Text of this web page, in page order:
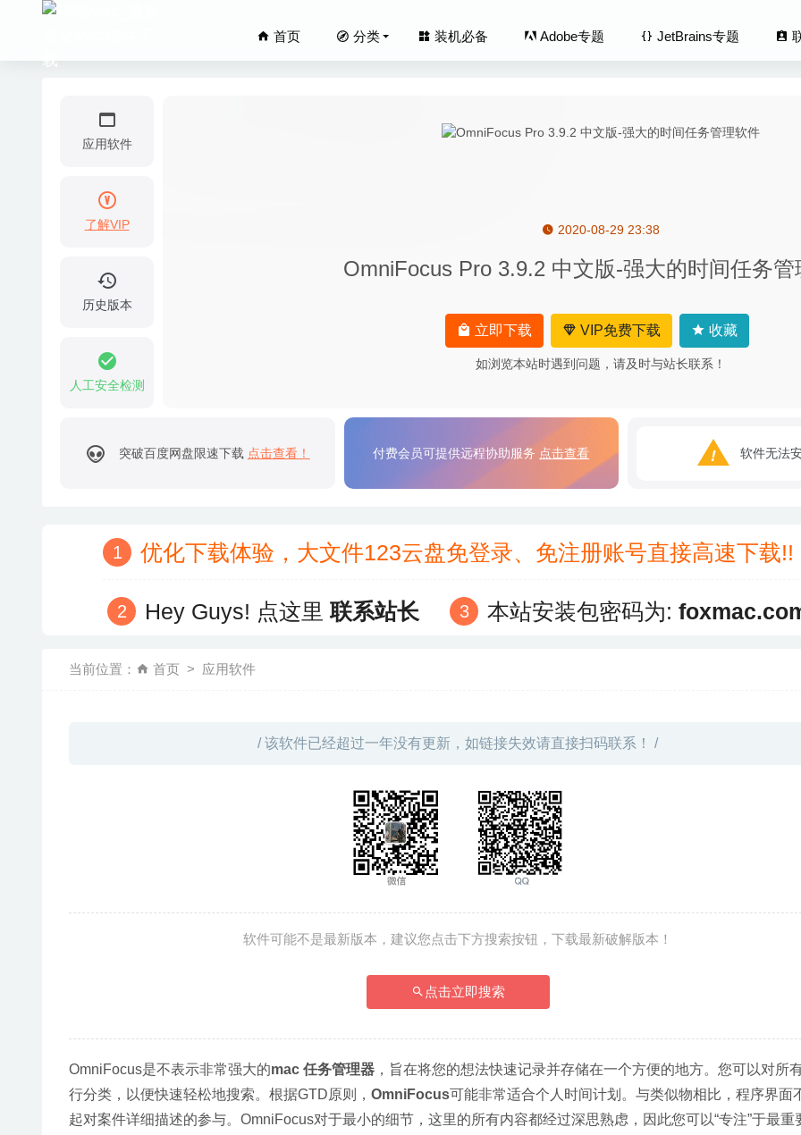
首页 分类 装机必备 Adobe专题 JetBrains专题
应用软件
了解VIP
历史版本
人工安全检测
2020-08-29 23:38
OmniFocus Pro 3.9.2 中文版-强大的时间任务管
立即下载 VIP免费下载 收藏
如浏览本站时遇到问题，请及时与站长联系！
突破百度网盘限速下载 点击查看！ 付费会员可提供远程协助服务 点击查看 软件无法
优化下载体验，大文件123云盘免登录、免注册账号直接高速下
Hey Guys! 点这里联系站长 本站安装包密码为:
当前位置： 首页 应用软件
/ 该软件已经超过一年没有更新，如链接失效请直接扫码联系！ /
软件可能不是最新版本，建议您点击下方搜索按钮，下载最新破解版本！
点击立即搜索
OmniFocus是不表示非常强大的mac 任务管理器 ，旨在将您的想法快速记录并存储在一个方便的地方。您可以对所
行分类，以便快速轻松地搜索。根据GTD原则， OmniFocus可能非常适合个人时间计划。与类似物相比，程序界面
起对案件详细描述的参与。OmniFocus对于最小的细节，这里的所有内容都经过深思熟虑，因此您可以“专注”于最重
Apeaksoft Screen Recorder 2.2.16 中文版 – 专业的屏幕录像工具 2024-08-
SiteSucker 3.2.1 – 实用的网站内容离线下载器 2020-07-09
Default Folder X 5.5 B2 – 实用的菜单栏增强工具 2020-07-31